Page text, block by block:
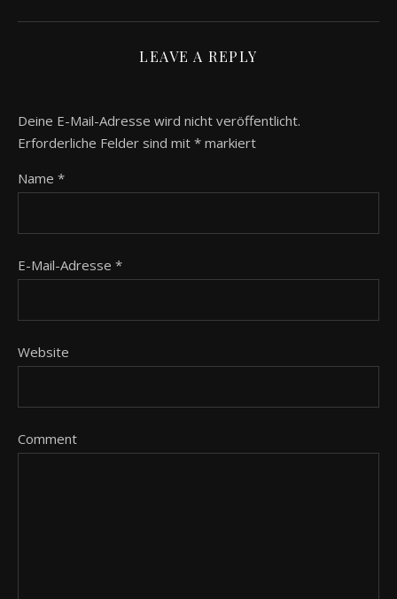
LEAVE A REPLY
Deine E-Mail-Adresse wird nicht veröffentlicht.
Erforderliche Felder sind mit * markiert
Name *
E-Mail-Adresse *
Website
Comment